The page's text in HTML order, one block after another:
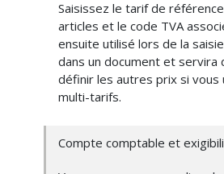
Saisissez le tarif de
articles et le code TVA
ensuite utilisé lors de la
dans un document et servira
définir les autres prix si vous
multi-tarifs.
Compte comptable et